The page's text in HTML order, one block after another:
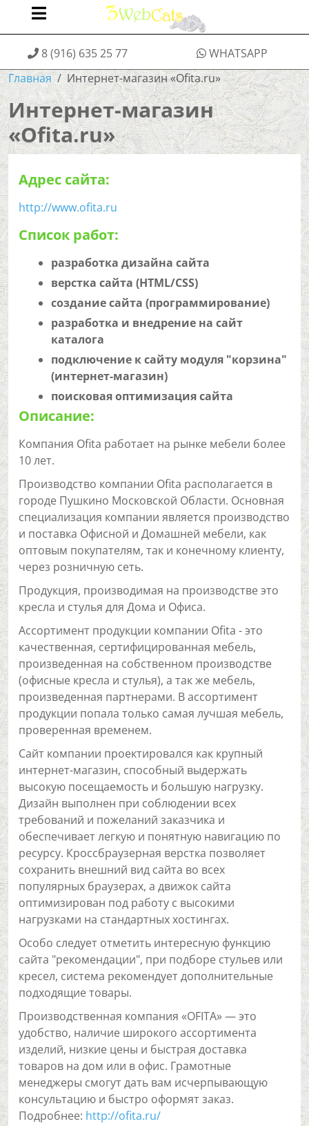
8 (916) 635 25 77
WHATSAPP
Главная
Интернет-магазин «Ofita.ru»
Интернет-магазин
«Ofita.ru»
Адрес сайта:
http://www.ofita.ru
Список работ:
разработка дизайна сайта
верстка сайта (HTML/CSS)
создание сайта (программирование)
разработка и внедрение на сайт
каталога
подключение к сайту модуля "корзина"
(интернет-магазин)
поисковая оптимизация сайта
Описание:
Компания Ofita работает на рынке мебели более
10 лет.
Производство компании Ofita располагается в
городе Пушкино Московской Области. Основная
специализация компании является производство
и поставка Офисной и Домашней мебели, как
оптовым покупателям, так и конечному клиенту,
через розничную сеть.
Продукция, производимая на производстве это
кресла и стулья для Дома и Офиса.
Ассортимент продукции компании Ofita - это
качественная, сертифицированная мебель,
произведенная на собственном производстве
(офисные кресла и стулья), а так же мебель,
произведенная партнерами. В ассортимент
продукции попала только самая лучшая мебель,
проверенная временем.
Сайт компании проектировался как крупный
интернет-магазин, способный выдержать
высокую посещаемость и большую нагрузку.
Дизайн выполнен при соблюдении всех
требований и пожеланий заказчика и
обеспечивает легкую и понятную навигацию по
ресурсу. Кроссбраузерная верстка позволяет
сохранить внешний вид сайта во всех
популярных браузерах, а движок сайта
оптимизирован под работу с высокими
нагрузками на стандартных хостингах.
Особо следует отметить интересную функцию
сайта "рекомендации", при подборе стульев или
кресел, система рекомендует дополнительные
подходящие товары.
Производственная компания «OFITA» — это
удобство, наличие широкого ассортимента
изделий, низкие цены и быстрая доставка
товаров на дом или в офис. Грамотные
менеджеры смогут дать вам исчерпывающую
консультацию и быстро оформят заказ.
Подробнее: http://ofita.ru/